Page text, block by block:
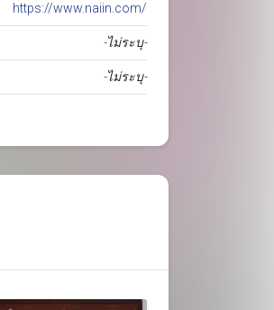
https://www.naiin.com/
-ไม่ระบุ-
-ไม่ระบุ-